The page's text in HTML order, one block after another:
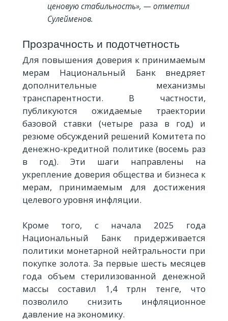
ценовую стабильность», — отметил
Сулейменов.
Прозрачность и подотчетность
Для повышения доверия к принимаемым
мерам Национальный Банк внедряет
дополнительные механизмы
транспарентности. В частности,
публикуются ожидаемые траектории
базовой ставки (четыре раза в год) и
резюме обсуждений решений Комитета по
денежно-кредитной политике (восемь раз
в год). Эти шаги направлены на
укрепление доверия общества и бизнеса к
мерам, принимаемым для достижения
целевого уровня инфляции.
Кроме того, с начала 2025 года
Национальный Банк придерживается
политики монетарной нейтральности при
покупке золота. За первые шесть месяцев
года объем стерилизованной денежной
массы составил 1,4 трлн тенге, что
позволило снизить инфляционное
давление на экономику.